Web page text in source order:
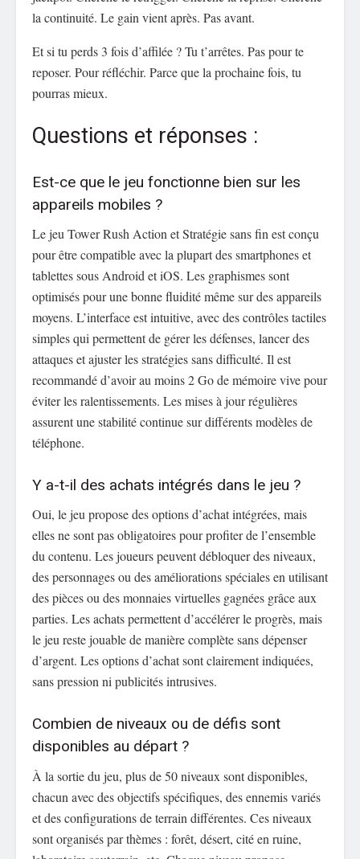
la continuité. Le gain vient après. Pas avant.
Et si tu perds 3 fois d’affilée ? Tu t’arrêtes. Pas pour te
reposer. Pour réfléchir. Parce que la prochaine fois, tu
pourras mieux.
Questions et réponses :
Est-ce que le jeu fonctionne bien sur les
appareils mobiles ?
Le jeu Tower Rush Action et Stratégie sans fin est conçu
pour être compatible avec la plupart des smartphones et
tablettes sous Android et iOS. Les graphismes sont
optimisés pour une bonne fluidité même sur des appareils
moyens. L’interface est intuitive, avec des contrôles tactiles
simples qui permettent de gérer les défenses, lancer des
attaques et ajuster les stratégies sans difficulté. Il est
recommandé d’avoir au moins 2 Go de mémoire vive pour
éviter les ralentissements. Les mises à jour régulières
assurent une stabilité continue sur différents modèles de
téléphone.
Y a-t-il des achats intégrés dans le jeu ?
Oui, le jeu propose des options d’achat intégrées, mais
elles ne sont pas obligatoires pour profiter de l’ensemble
du contenu. Les joueurs peuvent débloquer des niveaux,
des personnages ou des améliorations spéciales en utilisant
des pièces ou des monnaies virtuelles gagnées grâce aux
parties. Les achats permettent d’accélérer le progrès, mais
le jeu reste jouable de manière complète sans dépenser
d’argent. Les options d’achat sont clairement indiquées,
sans pression ni publicités intrusives.
Combien de niveaux ou de défis sont
disponibles au départ ?
À la sortie du jeu, plus de 50 niveaux sont disponibles,
chacun avec des objectifs spécifiques, des ennemis variés
et des configurations de terrain différentes. Ces niveaux
sont organisés par thèmes : forêt, désert, cité en ruine,